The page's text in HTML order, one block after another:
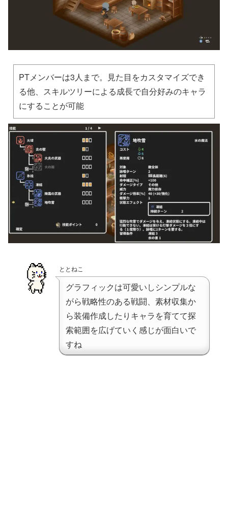
PTメンバーは3人まで。見た目をカスタマイズでき
る他、スキルツリーによる成長で自分好みのキャラ
にすることが可能
ととねこ
グラフィックは可愛いしシンプルな
がら戦略性のある戦闘、素材収集か
ら装備作成したりキャラを育てて探
索範囲を広げていく感じが面白いで
すね